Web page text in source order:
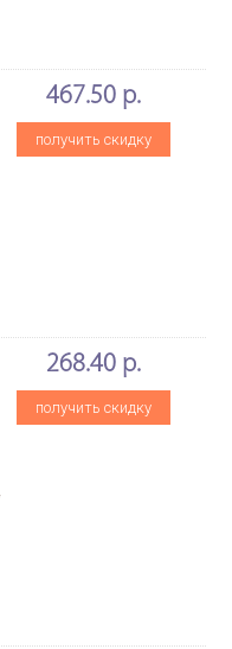
467.50 р.
получить скидку
268.40 р.
получить скидку